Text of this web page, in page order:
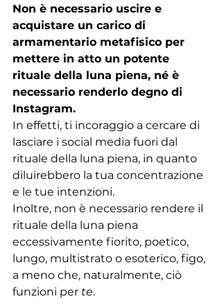
Non è necessario uscire e
acquistare un carico di
armamentario metafisico per
mettere in atto un potente
rituale della luna piena, né è
necessario renderlo degno di
Instagram.
In effetti, ti incoraggio a cercare di
lasciare i social media fuori dal
rituale della luna piena, in quanto
diluirebbero la tua concentrazione
e le tue intenzioni.
Inoltre, non è necessario rendere il
rituale della luna piena
eccessivamente fiorito, poetico,
lungo, multistrato o esoterico, figo,
a meno che, naturalmente, ciò
funzioni per te.